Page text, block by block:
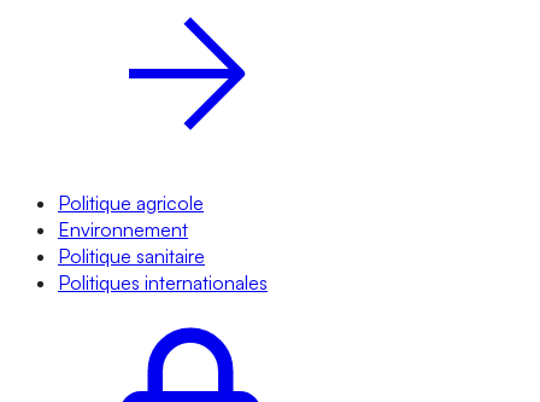
Politique agricole
Environnement
Politique sanitaire
Politiques internationales